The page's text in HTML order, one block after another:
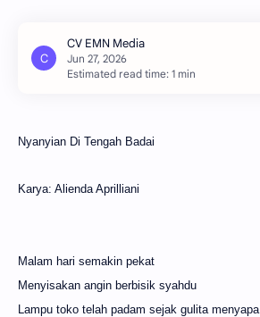
Estimated read time: 1 min
Nyanyian Di Tengah Badai
Karya: Alienda Aprilliani
Malam hari semakin pekat
Menyisakan angin berbisik syahdu
Lampu toko telah padam sejak gulita menyapa